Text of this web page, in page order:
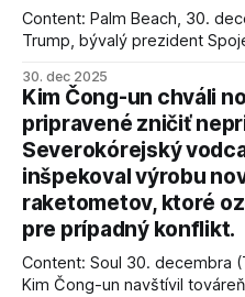
Content: Palm Beach, 30.
Trump, bývalý prezident
kľúčové pre úspešné
AFP informuje, že Trump
podmienky dohody o prí
30. dec 2025
Kim Čong-un chváli
pripravené zničiť
Severokórejský
inšpekoval výrobu
raketometov, ktoré
pre prípadný konflikt.
Content: Soul 30. decembra
Kim Čong-un navštívil